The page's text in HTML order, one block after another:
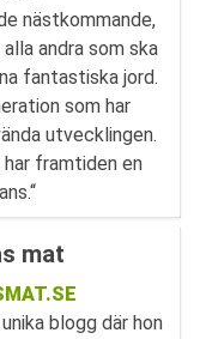
nästkommande,
andra som ska
fantastiska jord.
som har
utvecklingen.
har framtiden en
mat
blogg där hon